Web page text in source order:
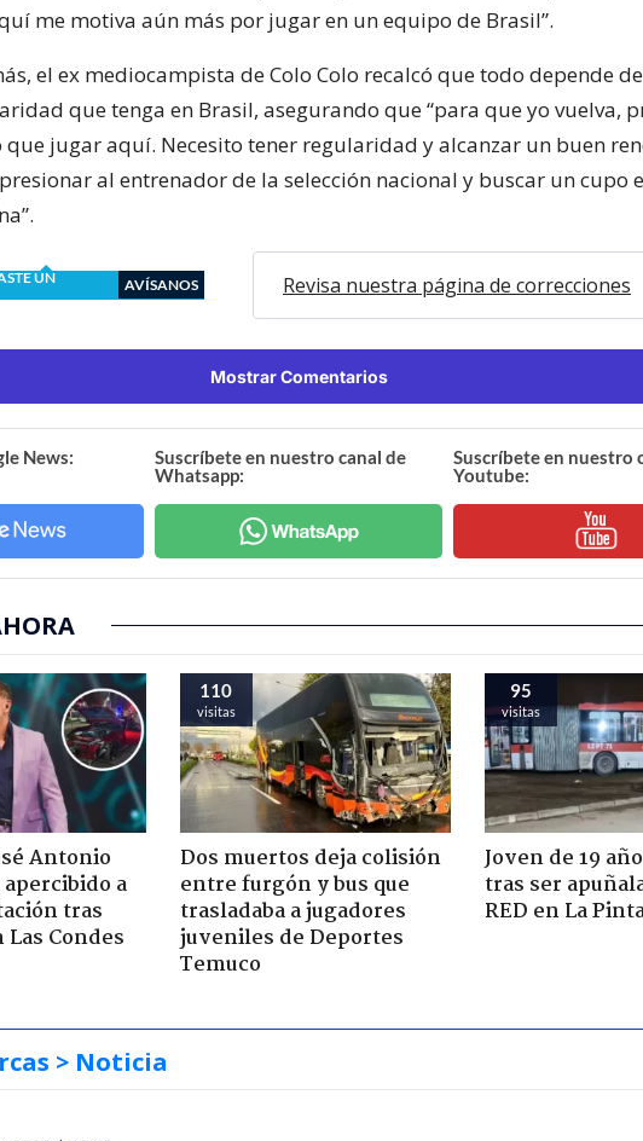
me motiva aún más por jugar en un equipo de Brasil”.
el ex mediocampista de Colo Colo recalcó que todo depende
que tenga en Brasil, asegurando que “para que yo vuelva,
que jugar aquí. Necesito tener regularidad y alcanzar un buen
al entrenador de la selección nacional y buscar un cupo
UN
AVÍSANOS Revisa nuestra página de correcciones
Mostrar Comentarios
News:
Suscríbete en nuestro canal de
Whatsapp:
Suscríbete en nuestro
Youtube:
Antonio
a
tras
Condes
110
visitas
Dos muertos deja colisión
entre furgón y bus que
trasladaba a jugadores
juveniles de Deportes
Temuco
95
visitas
Joven de 19
tras ser
RED en La
> Noticia